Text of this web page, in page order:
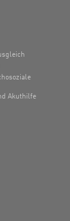
Akuthilfe